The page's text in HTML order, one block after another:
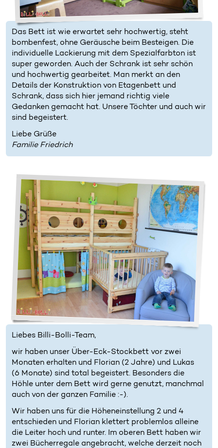
Das Bett ist wie erwartet sehr hochwertig, steht
bombenfest, ohne Geräusche beim Besteigen. Die
individuelle Lackierung mit dem Spezialfarbton ist
super geworden. Auch der Schrank ist sehr schön
und hochwertig gearbeitet. Man merkt an den
Details der Konstruktion von Etagenbett und
Schrank, dass sich hier jemand richtig viele
Gedanken gemacht hat. Unsere Töchter und auch wir
sind begeistert.
Liebe Grüße
Familie Friedrich
Liebes Billi-Bolli-Team,
wir haben unser Über-Eck-Stockbett vor zwei
Monaten erhalten und Florian (2 Jahre) und Lukas
(6 Monate) sind total begeistert. Besonders die
Höhle unter dem Bett wird gerne genutzt, manchmal
auch von der ganzen Familie :-).
Wir haben uns für die Höheneinstellung 2 und 4
entschieden und Florian klettert problemlos alleine
die Leiter hoch und runter. Im oberen Bett haben wir
zwei Bücherregale angebracht, welche derzeit noch